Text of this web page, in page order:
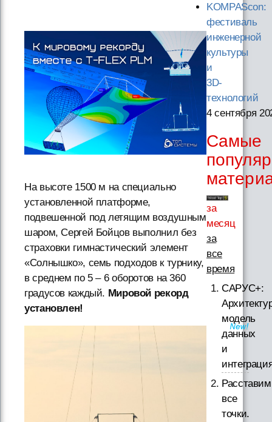
На высоте 1500 м на специально
установленной платформе,
подвешенной под летящим воздушным
шаром, Сергей Бойцов выполнил без
страховки гимнастический элемент
«Солнышко», семь подходов к турнику,
в среднем по 5 – 6 оборотов на 360
градусов каждый. Мировой рекорд
установлен!
KOMPAScon:
фестиваль
инженерной
культуры
и
3D-
технологий
4 сентября
Самые
за
месяц
за
все
время
САРУС+:
модель
данных
и
Расставим
все
точки.